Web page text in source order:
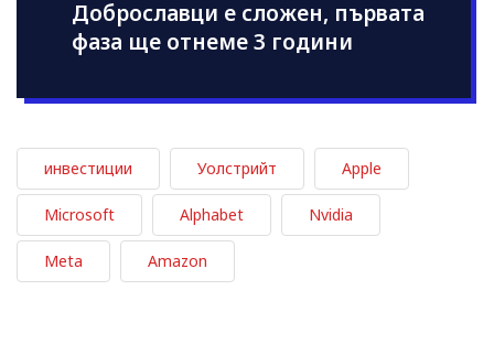
Доброславци е сложен, първата
фаза ще отнеме 3 години
инвестиции Уолстрийт Apple
Microsoft Alphabet Nvidia
Meta Amazon